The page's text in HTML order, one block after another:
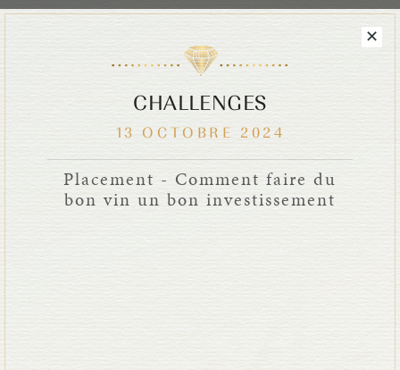
CHALLENGES
13 OCTOBRE 2024
Placement - Comment faire du
bon vin un bon investissement